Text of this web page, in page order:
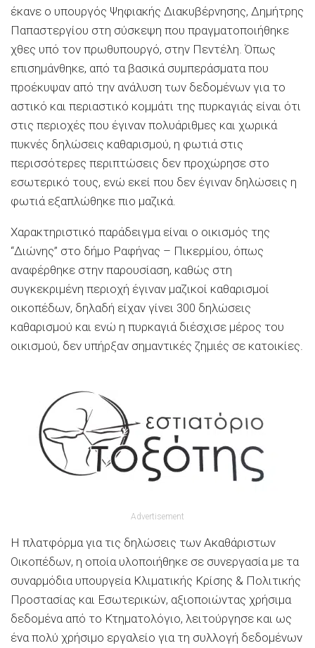
έκανε ο υπουργός Ψηφιακής Διακυβέρνησης, Δημήτρης
Παπαστεργίου στη σύσκεψη που πραγματοποιήθηκε
χθες υπό τον πρωθυπουργό, στην Πεντέλη. Όπως
επισημάνθηκε, από τα βασικά συμπεράσματα που
προέκυψαν από την ανάλυση των δεδομένων για το
αστικό και περιαστικό κομμάτι της πυρκαγιάς είναι ότι
στις περιοχές που έγιναν πολυάριθμες και χωρικά
πυκνές δηλώσεις καθαρισμού, η φωτιά στις
περισσότερες περιπτώσεις δεν προχώρησε στο
εσωτερικό τους, ενώ εκεί που δεν έγιναν δηλώσεις η
φωτιά εξαπλώθηκε πιο μαζικά.
Χαρακτηριστικό παράδειγμα είναι ο οικισμός της
“Διώνης” στο δήμο Ραφήνας – Πικερμίου, όπως
αναφέρθηκε στην παρουσίαση, καθώς στη
συγκεκριμένη περιοχή έγιναν μαζικοί καθαρισμοί
οικοπέδων, δηλαδή είχαν γίνει 300 δηλώσεις
καθαρισμού και ενώ η πυρκαγιά διέσχισε μέρος του
οικισμού, δεν υπήρξαν σημαντικές ζημιές σε κατοικίες.
Advertisement
Η πλατφόρμα για τις δηλώσεις των Ακαθάριστων
Οικοπέδων, η οποία υλοποιήθηκε σε συνεργασία με τα
συναρμόδια υπουργεία Κλιματικής Κρίσης & Πολιτικής
Προστασίας και Εσωτερικών, αξιοποιώντας χρήσιμα
δεδομένα από το Κτηματολόγιο, λειτούργησε και ως
ένα πολύ χρήσιμο εργαλείο για τη συλλογή δεδομένων